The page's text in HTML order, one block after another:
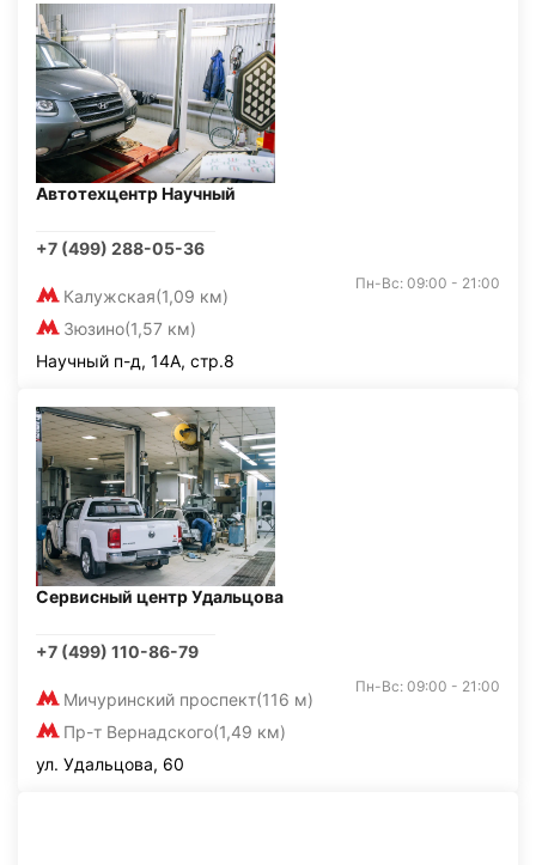
Автотехцентр Научный
+7 (499) 288-05-36
Калужская(1,09 км)
Зюзино(1,57 км)
Пн-Вс: 09:00 - 21:00
Научный п-д, 14А, стр.8
Сервисный центр Удальцова
+7 (499) 110-86-79
Мичуринский проспект(116 м)
Пр-т Вернадского(1,49 км)
Пн-Вс: 09:00 - 21:00
ул. Удальцова, 60